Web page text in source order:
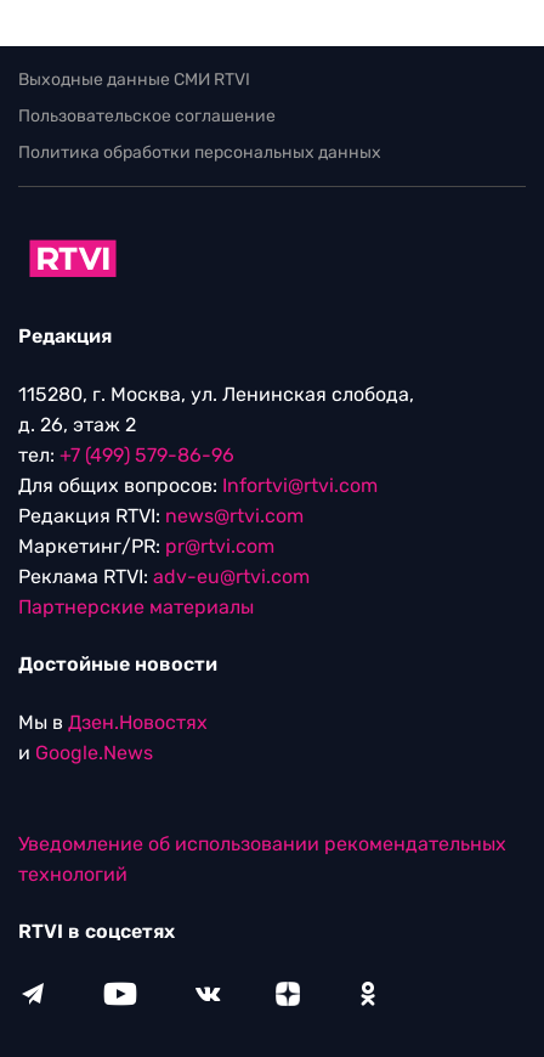
Выходные данные СМИ RTVI
Пользовательское соглашение
Политика обработки персональных данных
Редакция
115280, г. Москва, ул. Ленинская слобода,
д. 26, этаж 2
тел: +7 (499) 579-86-96
Для общих вопросов: Infortvi@rtvi.com
Редакция RTVI: news@rtvi.com
Маркетинг/PR: pr@rtvi.com
Реклама RTVI: adv-eu@rtvi.com
Партнерские материалы
Достойные новости
Мы в Дзен.Новостях
и Google.News
Уведомление об использовании рекомендательных
технологий
RTVI в соцсетях